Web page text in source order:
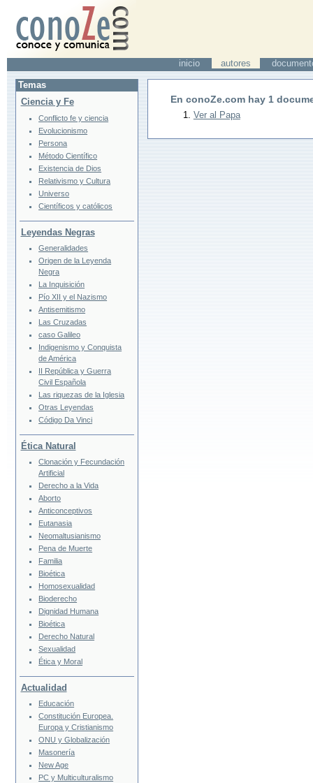
inicio autores
En conoZe.com hay 1
Ver al Papa
Temas
Ciencia y Fe
Conflicto fe y ciencia
Evolucionismo
Persona
Método Científico
Existencia de Dios
Relativismo y Cultura
Universo
Científicos y católicos
Leyendas Negras
Generalidades
Origen de la Leyenda
Negra
La Inquisición
Pío XII y el Nazismo
Antisemitismo
Las Cruzadas
caso Galileo
Indigenismo y Conquista
de América
II República y Guerra
Civil Española
Las riquezas de la Iglesia
Otras Leyendas
Código Da Vinci
Ética Natural
Clonación y Fecundación
Artificial
Derecho a la Vida
Aborto
Anticonceptivos
Eutanasia
Neomaltusianismo
Pena de Muerte
Familia
Bioética
Homosexualidad
Bioderecho
Dignidad Humana
Bioética
Derecho Natural
Sexualidad
Ética y Moral
Actualidad
Educación
Constitución Europea.
Europa y Cristianismo
ONU y Globalización
Masonería
New Age
PC y Multiculturalismo